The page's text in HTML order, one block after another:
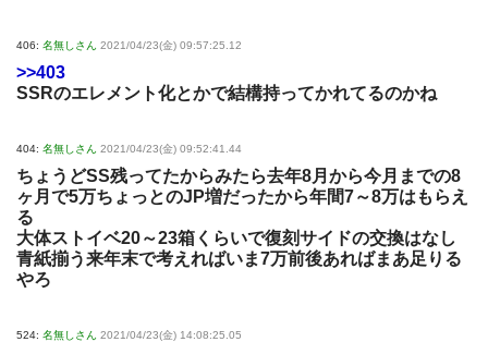
406: 名無しさん 2021/04/23(金) 09:57:25.12
>>403
SSRのエレメント化とかで結構持ってかれてるのかね
404: 名無しさん 2021/04/23(金) 09:52:41.44
ちょうどSS残ってたからみたら去年8月から今月までの8
ヶ月で5万ちょっとのJP増だったから年間7～8万はもらえ
る
大体ストイベ20～23箱くらいで復刻サイドの交換はなし
青紙揃う来年末で考えればいま7万前後あればまあ足りる
やろ
524: 名無しさん 2021/04/23(金) 14:08:25.05